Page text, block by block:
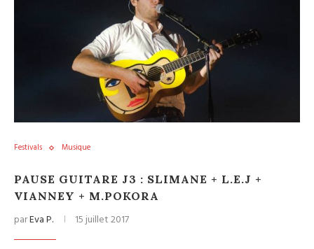
Festivals Musique
PAUSE GUITARE J3 : SLIMANE + L.E.J +
VIANNEY + M.POKORA
parEva P. 15 juillet 2017